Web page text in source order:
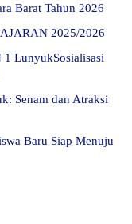
Barat Tahun 2026
2025/2026
1 LunyukSosialisasi
Senam dan Atraksi
Baru Siap Menuju